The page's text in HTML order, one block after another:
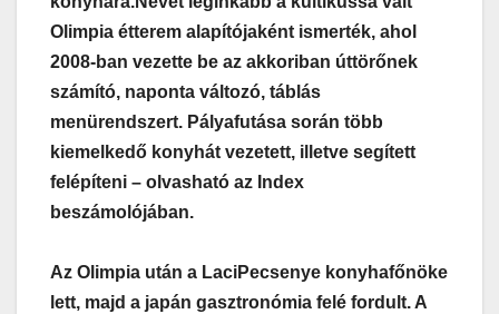
Olimpia étterem alapítójaként ismerték, ahol
2008-ban vezette be az akkoriban úttörőnek
számító, naponta változó, táblás
menürendszert. Pályafutása során több
kiemelkedő konyhát vezetett, illetve segített
felépíteni – olvasható az Index
beszámolójában.
Az Olimpia után a LaciPecsenye konyhafőnöke
lett, majd a japán gasztronómia felé fordult. A